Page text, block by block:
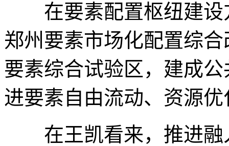
在要素配置枢纽建设
郑州要素市场化配置综
要素综合试验区，建成
进要素自由流动、资源
在王凯看来，推进融